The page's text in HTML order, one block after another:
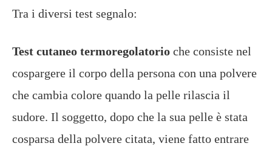
Tra i diversi test segnalo:
Test cutaneo termoregolatorio che consiste nel
cospargere il corpo della persona con una polvere
che cambia colore quando la pelle rilascia il
sudore. Il soggetto, dopo che la sua pelle è stata
cosparsa della polvere citata, viene fatto entrare